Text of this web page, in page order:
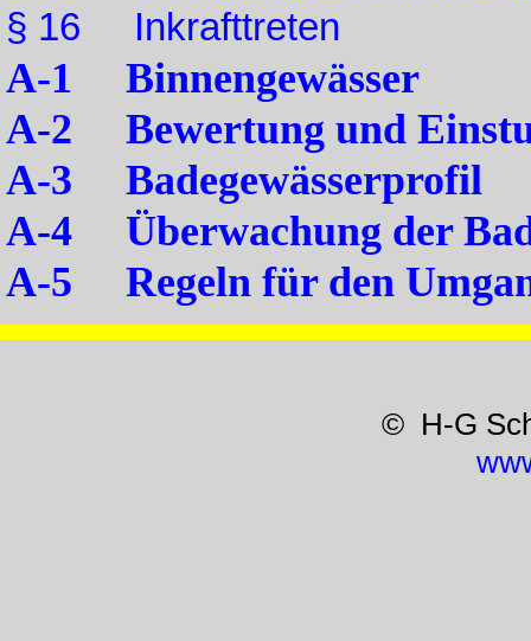
§ 16 Inkrafttreten
A-1 Binnengewässer
A-2 Bewertung und
A-3 Badegewässerprofil
A-4 Überwachung der
A-5 Regeln für den
© H-G